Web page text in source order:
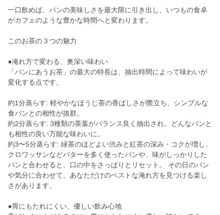
一口飲めば、パンの美味しさを最大限に引き出し、いつもの食卓
がカフェのような豊かな時間へと変わります。
このお茶の３つの魅力
●淹れ方で変わる、奥深い味わい
「パンにあうお茶」の最大の特長は、抽出時間によって味わいが
変化する点です。
約1分蒸らす: 軽やかなほうじ茶の香ばしさが際立ち、シンプルな
食パンとの相性が抜群。
約2分蒸らす: 3種類の茶葉がバランス良く抽出され、どんなパンと
も相性の良い万能な味わいに。
約3〜5分蒸らす: 緑茶のほどよい渋みと紅茶の深み・コクが増し、
クロワッサンなどバターを多く使ったパンや、味がしっかりした
パンと合わせると、口の中をさっぱりとリセット。 その日のパン
や気分に合わせて、あなただけのベストな淹れ方を見つける楽し
さがあります。
●胃にもたれにくい、優しい飲み心地